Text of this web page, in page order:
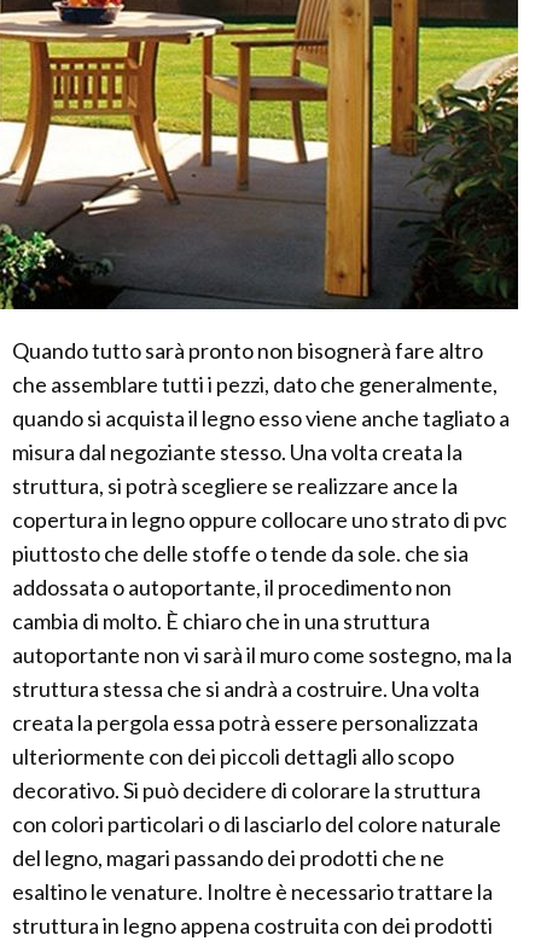
Quando tutto sarà pronto non bisognerà fare altro
che assemblare tutti i pezzi, dato che generalmente,
quando si acquista il legno esso viene anche tagliato a
misura dal negoziante stesso. Una volta creata la
struttura, si potrà scegliere se realizzare ance la
copertura in legno oppure collocare uno strato di pvc
piuttosto che delle stoffe o tende da sole. che sia
addossata o autoportante, il procedimento non
cambia di molto. È chiaro che in una struttura
autoportante non vi sarà il muro come sostegno, ma la
struttura stessa che si andrà a costruire. Una volta
creata la pergola essa potrà essere personalizzata
ulteriormente con dei piccoli dettagli allo scopo
decorativo. Si può decidere di colorare la struttura
con colori particolari o di lasciarlo del colore naturale
del legno, magari passando dei prodotti che ne
esaltino le venature. Inoltre è necessario trattare la
struttura in legno appena costruita con dei prodotti